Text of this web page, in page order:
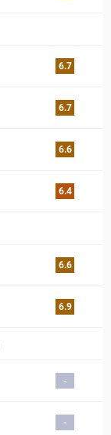
6.7
6.7
6.6
6.4
6.6
6.9
-
-